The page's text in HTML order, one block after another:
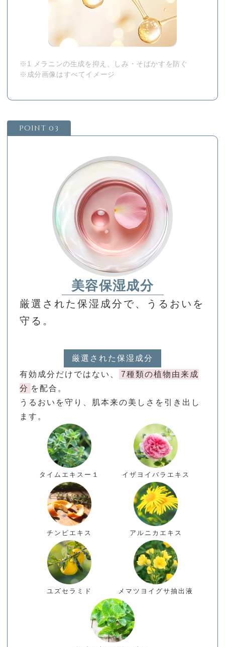
※1 メラニンの⽣成を抑え、しみ・そばかすを防ぐ
※成分画像はすべてイメージ
Point 03
美容保湿成分
厳選された保湿成分で、うるおいを
守る。
厳選された保湿成分
有効成分だけではない、
7種類の植物由来成
分 を配合。
うるおいを守り、肌本来の美しさを引き出し
ます。
タイムエキスー１ イザヨイバラエキス
チンピエキス アルニカエキス
ユズセラミド メマツヨイグサ抽出液